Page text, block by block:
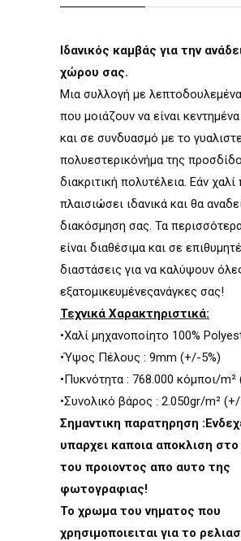
Ιδανικός καμβάς για την
χώρου σας.
Μια συλλογή με
που μοιάζουν να είναι
και σε συνδυασμό με το
πολυεστερικόνήμα της
διακριτική πολυτέλεια. Εάν
πλαισιώσει ιδανικά και θα
διακόσμηση σας. Τα
είναι διαθέσιμα και σε
διαστάσεις για να καλύψουν
εξατομικευμένεςανάγκες σας!
Τεχνικά Χαρακτηριστικά:
•Χαλί µηχανοποίητο 100%
•Ύψος Πέλους : 9mm (+/-5%)
•Πυκνότητα : 768.000 κόµποι/m²
•Συνολικό βάρος : 2.050gr/m²
Σημαντικη παρατηρηση
υπαρχει καποια αποκλιση
του προιοντος απο αυτο της
φωτογραφιας!
Το χρωμα του νηματος που
χρησιμοποιειται για το